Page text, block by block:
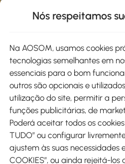
Métodos de pagamento
Envio
Nós respeitamos
Na AOSOM, usamos cookies
tecnologias semelhantes em
essenciais para o bom
outros são opcionais e
utilização do site, permitir a
funções publicitárias, de
Poderá aceitar todos os
TUDO” ou configurar
ajustem às suas necessidades
COOKIES”, ou ainda rejeitá-